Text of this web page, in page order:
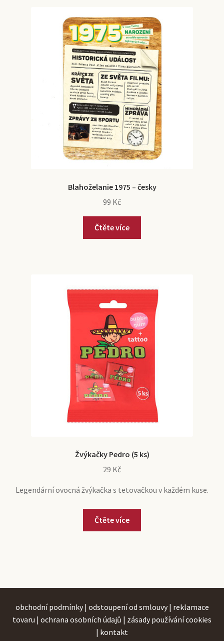
Blahoželanie 1975 – česky
99 Kč
Čtěte více
Žvýkačky Pedro (5 ks)
29 Kč
Legendární ovocná žvýkačka s tetovačkou v každém kuse.
Čtěte více
obchodní podmínky | odstoupení od smlouvy | reklamace
tovaru | ochrana osobních údajů | zásady používání cookies
| kontakt